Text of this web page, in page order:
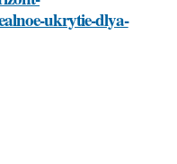
ukrytie-dlya-